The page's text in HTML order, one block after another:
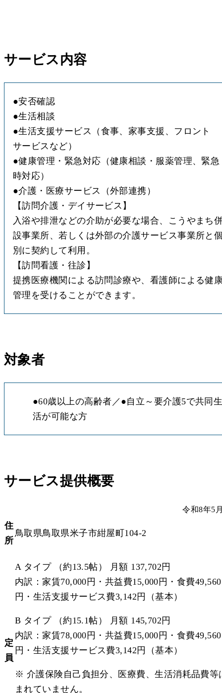
サービス内容
●
●
●生活支援サービス（食事、家事支援、フロント
●健康管理・緊急対応（健康相談・服薬管理、緊急
●介護・医療サービス（外部連携）
【訪問介護・デイサービス】
入浴や排泄などの介助が必要な場合、こうやまち
設事業所、若しくは外部の介護サービス事業所と
別に契約して利用。
【訪問看護・往診】
提携医療機関による訪問診療や、看護師による健
管理を受けることができます。
対象者
●60歳以上の高齢者 ●自立～要介護5で共同
活が可能な方
サービス提供概要
令和8年5
住
所
鳥取県鳥取県米子市紺屋町104-2
定
員
A タイプ （約13.5帖） 月額 137,702円
内訳：家賃70,000円・共益費15,000円・食費49,560
円・生活支援サービス費3,142円（基本）
B タイプ （約15.1帖） 月額 145,702円
内訳：家賃78,000円・共益費15,000円・食費49,560
円・生活支援サービス費3,142円（基本）
※ 介護保険自己負担分、医療費、生活消耗品費等
まれていません。